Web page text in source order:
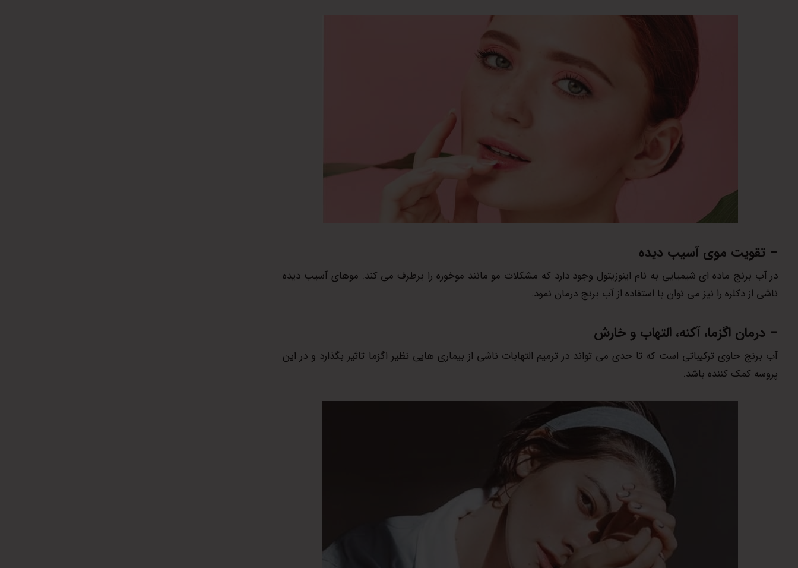
– تقویت موی آسیب دیده
در آب برنج ماده ای شیمیایی به نام اینوزیتول وجود دارد که مشکلات مو مانند موخوره را برطرف می کند. موهای آسیب دیده
ناشی از دکلره را نیز می توان با استفاده از آب برنج درمان نمود.
– درمان اگزما، آکنه، التهاب و خارش
آب برنج حاوی ترکیباتی است که تا حدی می تواند در ترمیم التهابات ناشی از بیماری هایی نظیر اگزما تاثیر بگذارد و در این
پروسه کمک کننده باشد.